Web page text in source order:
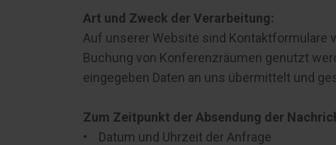
Art und Zweck der Verarbeitung:
Auf unserer Website sind Kontaktformulare
Buchung von Konferenzräumen genutzt
eingegeben Daten an uns übermittelt und
Zum Zeitpunkt der Absendung der
• Datum und Uhrzeit der Anfrage